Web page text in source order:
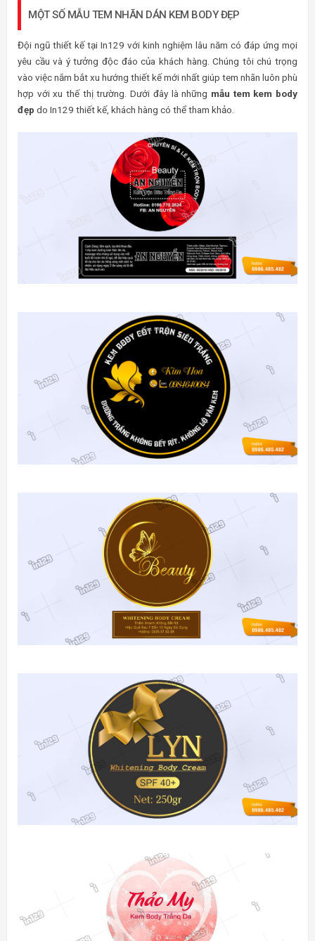
MỘT SỐ MẪU TEM NHÃN DÁN KEM BODY ĐẸP
Đội ngũ thiết kế tại In129 với kinh nghiệm lâu năm có đáp ứng mọi
yêu cầu và ý tưởng độc đáo của khách hàng. Chúng tôi chú trọng
vào việc nắm bắt xu hướng thiết kế mới nhất giúp tem nhãn luôn phù
hợp với xu thế thị trường. Dưới đây là những mẫu tem kem body
đẹp do In129 thiết kế, khách hàng có thể tham khảo.